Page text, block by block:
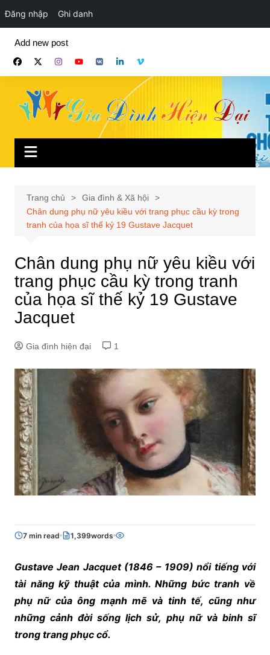
Đăng nhập Ghi danh
phần
Add new post
Trang chủ
Gia đình & Xã hội
Chân dung phụ nữ yêu kiều với trang phục cầu kỳ trong
tranh của họa sĩ thế kỷ 19 Gustave Jacquet
Chân dung phụ nữ yêu kiều với
trang phục cầu kỳ trong tranh
của họa sĩ thế kỷ 19 Gustave
Jacquet
Gia đình hiện đại 1
7 min read 1,399words
Gustave Jean Jacquet (1846 – 1909) nổi tiếng với
tài năng kỹ thuật của mình. Những bức tranh về
phụ nữ của ông mạnh mẽ và tinh tế, cũng như
những cảnh đời sống lịch sử, phụ nữ và binh sĩ
trong trang phục cổ.